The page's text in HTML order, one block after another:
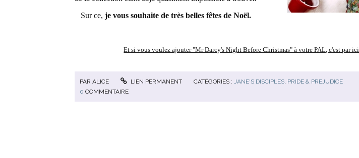
Sur ce, je vous souhaite de très belles fêtes de Noël.
Et si vous voulez ajouter "Mr Darcy's Night Before Christmas" à votre PAL, c'est par ici
PAR ALICE LIEN PERMANENT CATÉGORIES :JANE'S DISCIPLES, PRIDE & PREJUDICE
0 COMMENTAIRE